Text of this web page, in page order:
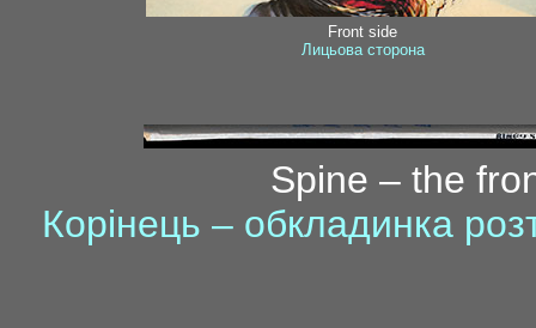
Front side
Лицьова сторона
Spine – the
Корінець – обкладинка